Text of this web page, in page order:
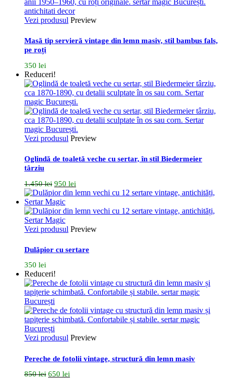
Vezi produsul Preview
Masă tip servieră vintage din lemn masiv, stil bambus fals,
pe roți
350 lei
Reduceri!
Vezi produsul Preview
Oglindă de toaletă veche cu sertar, în stil Biedermeier
târziu
1.450lei Prețul
inițial
a
fost:
1.450 lei.
950 lei
curent
950 lei.
Vezi produsul Preview
Dulăpior cu sertare
350 lei
Reduceri!
Vezi produsul Preview
Pereche de fotolii vintage, structură din lemn masiv
850lei Prețul
650 lei